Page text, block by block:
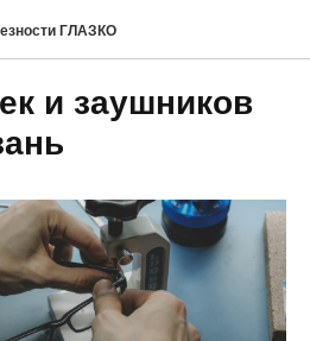
ГЛАЗКО
и заушников